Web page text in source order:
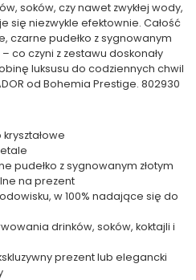
soków, czy nawet zwykłej wody,
się niezwykle efektownie. Całość
czarne pudełko z sygnowanym
co czyni z zestawu doskonały
luksusu do codziennych chwil
od Bohemia Prestige. 802930
kryształowe
pudełko z sygnowanym złotym
na prezent
w 100% nadające się do
drinków, soków, koktajli i
prezent lub elegancki